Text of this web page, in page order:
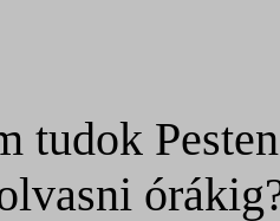
tudok